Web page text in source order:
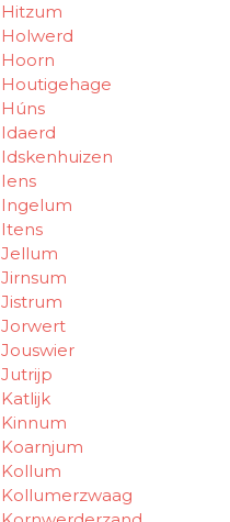
Hitzum
Holwerd
Hoorn
Houtigehage
Húns
Idaerd
Idskenhuizen
Iens
Ingelum
Itens
Jellum
Jirnsum
Jistrum
Jorwert
Jouswier
Jutrijp
Katlijk
Kinnum
Koarnjum
Kollum
Kollumerzwaag